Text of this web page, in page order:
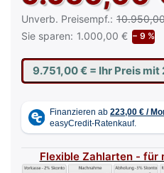
Unverb. Preisempf.:
Die UVP ist der
Sie sparen: 1.000,00 € − 9 %
9.751,00 € = Ihr Preis mit
Flexible Zahlarten - für